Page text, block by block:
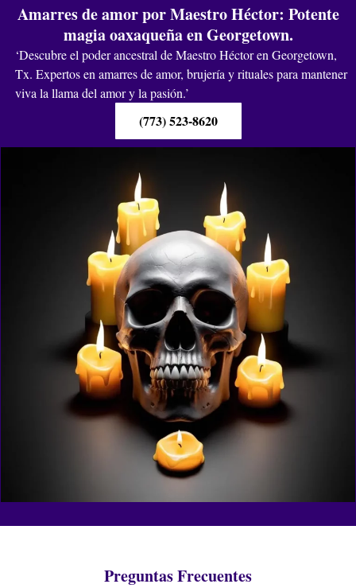
Amarres de amor por Maestro Héctor: Potente
magia oaxaqueña en Georgetown.
‘Descubre el poder ancestral de Maestro Héctor en Georgetown,
Tx. Expertos en amarres de amor, brujería y rituales para mantener
viva la llama del amor y la pasión.’
(773) 523-8620
Preguntas Frecuentes